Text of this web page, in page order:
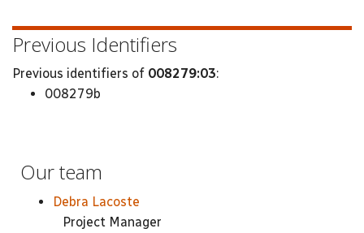
Previous Identifiers
Previous identifiers of 008279:03:
008279b
Our team
Debra Lacoste
Project Manager